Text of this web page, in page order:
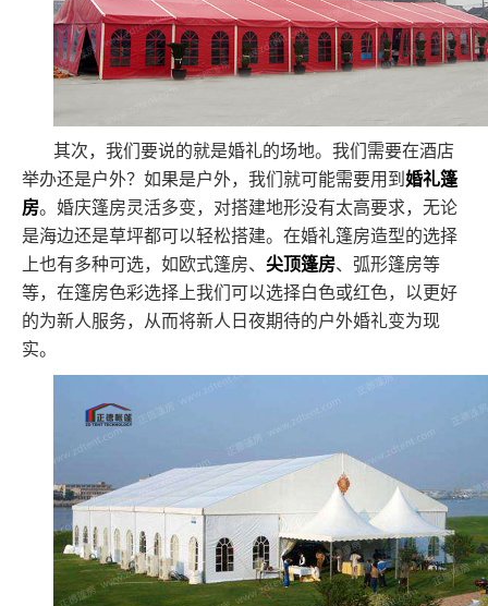
其次，我们要说的就是婚礼的场地。我们需要在酒店
举办还是户外？如果是户外，我们就可能需要用到 婚礼篷
房。婚庆篷房灵活多变，对搭建地形没有太高要求，无论
是海边还是草坪都可以轻松搭建。在婚礼篷房造型的选择
上也有多种可选，如欧式篷房、 尖顶篷房、弧形篷房等
等，在篷房色彩选择上我们可以选择白色或红色，以更好
的为新人服务，从而将新人日夜期待的户外婚礼变为现
实。